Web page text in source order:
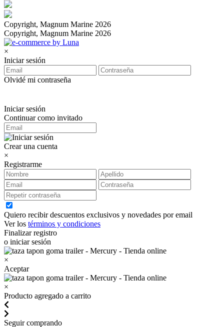
Copyright, Magnum Marine 2026
Copyright, Magnum Marine 2026
×
Iniciar sesión
Olvidé mi contraseña
Iniciar sesión
Continuar como invitado
Crear una cuenta
×
Registrarme
Quiero recibir descuentos exclusivos y novedades por email
Ver los términos y condiciones
Finalizar registro
o iniciar sesión
×
Aceptar
×
Producto agregado a carrito
Seguir comprando